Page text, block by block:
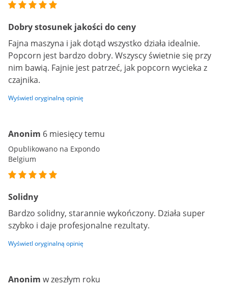
Dobry stosunek jakości do ceny
Fajna maszyna i jak dotąd wszystko działa idealnie.
Popcorn jest bardzo dobry. Wszyscy świetnie się przy
nim bawią. Fajnie jest patrzeć, jak popcorn wycieka z
czajnika.
Wyświetl oryginalną opinię
Anonim 6 miesięcy temu
Opublikowano na Expondo
Belgium
Solidny
Bardzo solidny, starannie wykończony. Działa super
szybko i daje profesjonalne rezultaty.
Wyświetl oryginalną opinię
Anonim w zeszłym roku